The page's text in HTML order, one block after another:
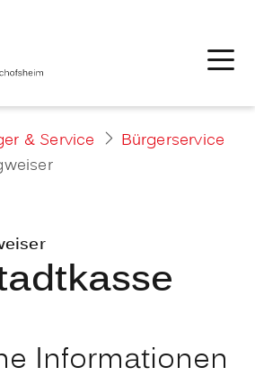
& Service
Bürgerservice
Informationen